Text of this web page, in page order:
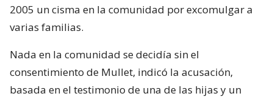
2005 un cisma en la comunidad por excomulgar a
varias familias.
Nada en la comunidad se decidía sin el
consentimiento de Mullet, indicó la acusación,
basada en el testimonio de una de las hijas y un